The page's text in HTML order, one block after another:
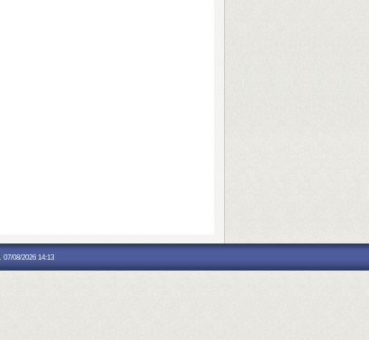
07/08/2026 14:13